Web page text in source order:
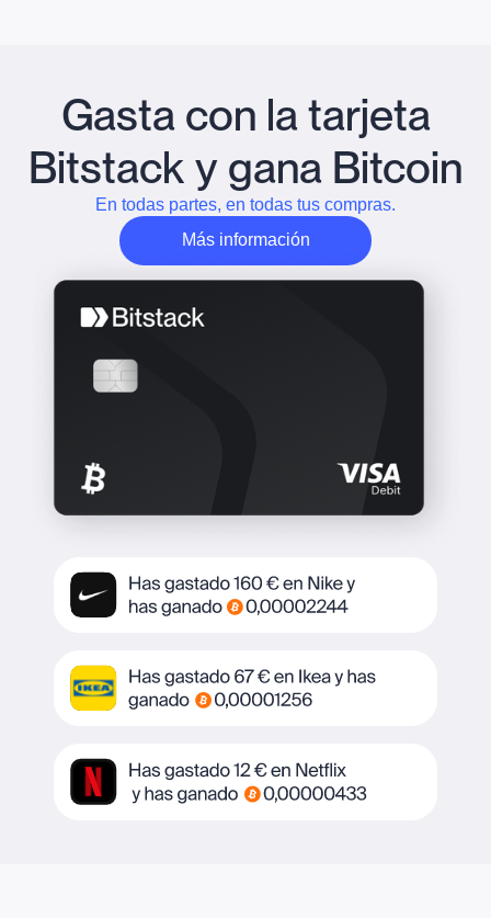
Gasta con la tarjeta
Bitstack y gana Bitcoin
En todas partes, en todas tus compras.
Más información
Obtenga más información